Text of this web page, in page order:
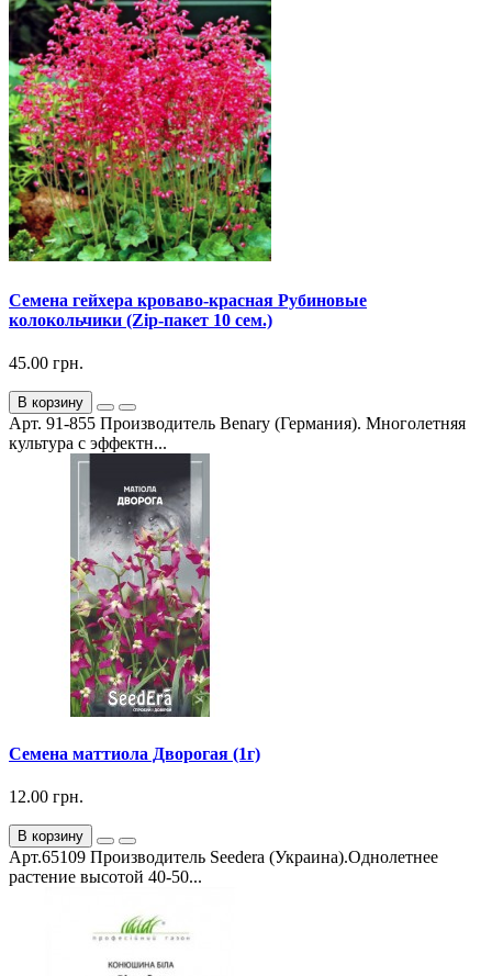
Семена гейхера кроваво-красная Рубиновые
колокольчики (Zip-пакет 10 сем.)
45.00 грн.
В корзину
Арт. 91-855 Производитель Benary (Германия). Многолетняя
культура с эффектн...
Семена маттиола Дворогая (1г)
12.00 грн.
В корзину
Арт.65109 Производитель Seedera (Украина).Однолетнее
растение высотой 40-50...